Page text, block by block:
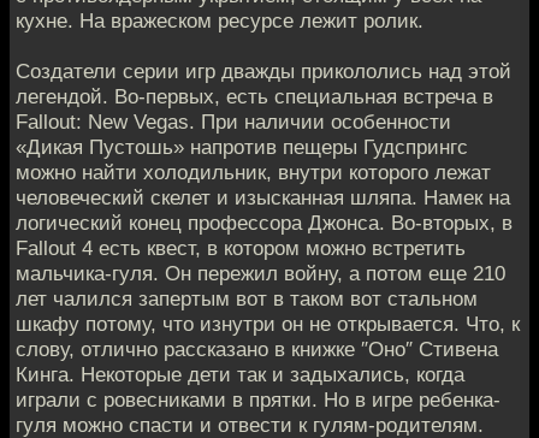
кухне. На вражеском ресурсе лежит ролик.
Создатели серии игр дважды прикололись над этой
легендой. Во-первых, есть специальная встреча в
Fallout: New Vegas. При наличии особенности
«Дикая Пустошь» напротив пещеры Гудспрингс
можно найти холодильник, внутри которого лежат
человеческий скелет и изысканная шляпа. Намек на
логический конец профессора Джонса. Во-вторых, в
Fallout 4 есть квест, в котором можно встретить
мальчика-гуля. Он пережил войну, а потом еще 210
лет чалился запертым вот в таком вот стальном
шкафу потому, что изнутри он не открывается. Что, к
слову, отлично рассказано в книжке ″Оно″ Стивена
Кинга. Некоторые дети так и задыхались, когда
играли с ровесниками в прятки. Но в игре ребенка-
гуля можно спасти и отвести к гулям-родителям.